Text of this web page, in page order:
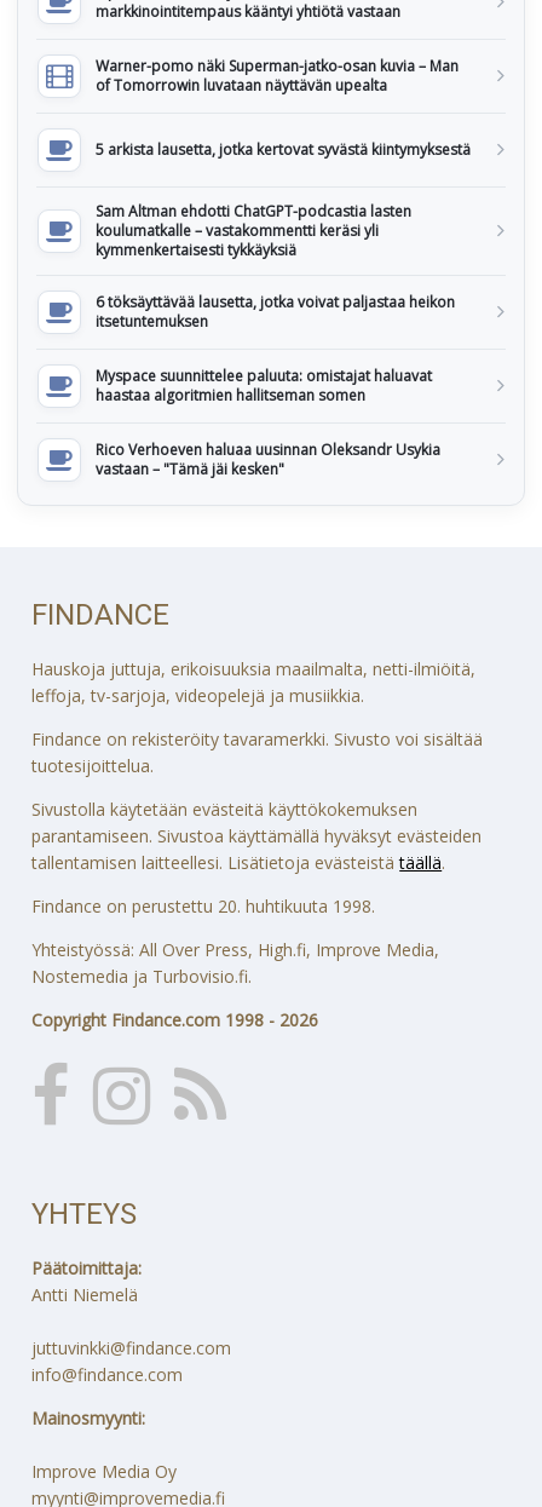
markkinointitempaus kääntyi yhtiötä vastaan
Warner-pomo näki Superman-jatko-osan kuvia – Man
of Tomorrowin luvataan näyttävän upealta
5 arkista lausetta, jotka kertovat syvästä kiintymyksestä
Sam Altman ehdotti ChatGPT-podcastia lasten
koulumatkalle – vastakommentti keräsi yli
kymmenkertaisesti tykkäyksiä
6 töksäyttävää lausetta, jotka voivat paljastaa heikon
itsetuntemuksen
Myspace suunnittelee paluuta: omistajat haluavat
haastaa algoritmien hallitseman somen
Rico Verhoeven haluaa uusinnan Oleksandr Usykia
vastaan – "Tämä jäi kesken"
FINDANCE
Hauskoja juttuja, erikoisuuksia maailmalta, netti-ilmiöitä,
leffoja, tv-sarjoja, videopelejä ja musiikkia.
Findance on rekisteröity tavaramerkki. Sivusto voi sisältää
tuotesijoittelua.
Sivustolla käytetään evästeitä käyttökokemuksen
parantamiseen. Sivustoa käyttämällä hyväksyt evästeiden
tallentamisen laitteellesi. Lisätietoja evästeistätäällä.
Findance on perustettu 20. huhtikuuta 1998.
Yhteistyössä: All Over Press, High.fi, Improve Media,
Nostemedia ja Turbovisio.fi.
Copyright Findance.com 1998 - 2026
YHTEYS
Päätoimittaja:
Antti Niemelä
juttuvinkki@findance.com
info@findance.com
Mainosmyynti:
Improve Media Oy
myynti@improvemedia.fi